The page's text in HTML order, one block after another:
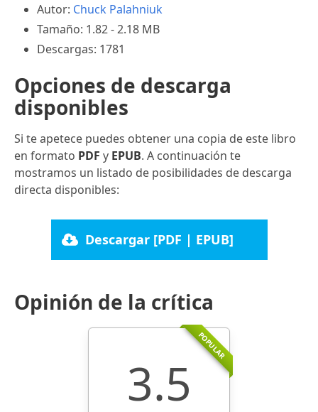
Autor: Chuck Palahniuk
Tamaño: 1.82 - 2.18 MB
Descargas: 1781
Opciones de descarga
disponibles
Si te apetece puedes obtener una copia de este libro
en formato PDF y EPUB. A continuación te
mostramos un listado de posibilidades de descarga
directa disponibles:
Descargar [PDF | EPUB]
Opinión de la crítica
POPULAR
3.5